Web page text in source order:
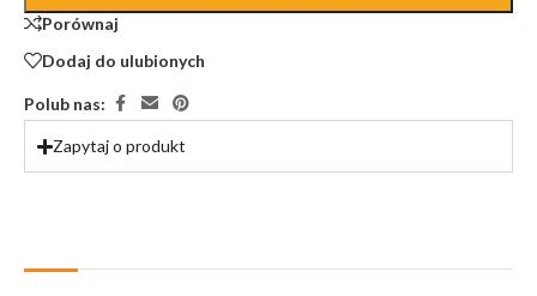
Porównaj
Dodaj do ulubionych
Polub nas:
Zapytaj o produkt